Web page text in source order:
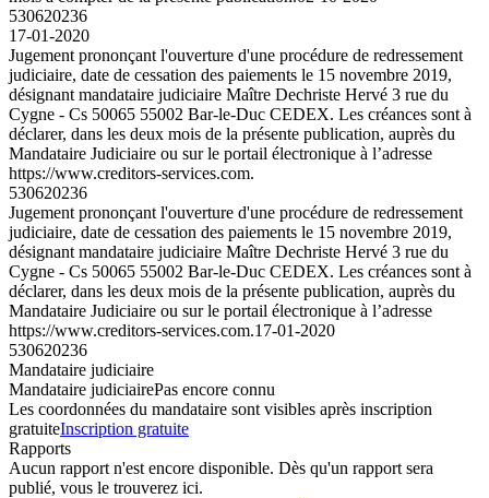
530620236
17-01-2020
Jugement prononçant l'ouverture d'une procédure de redressement
judiciaire, date de cessation des paiements le 15 novembre 2019,
désignant mandataire judiciaire Maître Dechriste Hervé 3 rue du
Cygne - Cs 50065 55002 Bar-le-Duc CEDEX. Les créances sont à
déclarer, dans les deux mois de la présente publication, auprès du
Mandataire Judiciaire ou sur le portail électronique à l’adresse
https://www.creditors-services.com.
530620236
Jugement prononçant l'ouverture d'une procédure de redressement
judiciaire, date de cessation des paiements le 15 novembre 2019,
désignant mandataire judiciaire Maître Dechriste Hervé 3 rue du
Cygne - Cs 50065 55002 Bar-le-Duc CEDEX. Les créances sont à
déclarer, dans les deux mois de la présente publication, auprès du
Mandataire Judiciaire ou sur le portail électronique à l’adresse
https://www.creditors-services.com.17-01-2020
530620236
Mandataire judiciaire
Mandataire judiciairePas encore connu
Les coordonnées du mandataire sont visibles après inscription
gratuiteInscription gratuite
Rapports
Aucun rapport n'est encore disponible. Dès qu'un rapport sera
publié, vous le trouverez ici.